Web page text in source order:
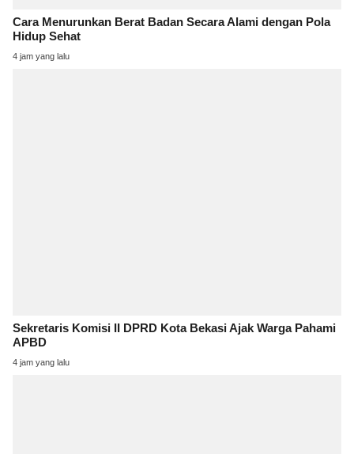
Cara Menurunkan Berat Badan Secara Alami dengan Pola
Hidup Sehat
4 jam yang lalu
Sekretaris Komisi II DPRD Kota Bekasi Ajak Warga Pahami
APBD
4 jam yang lalu